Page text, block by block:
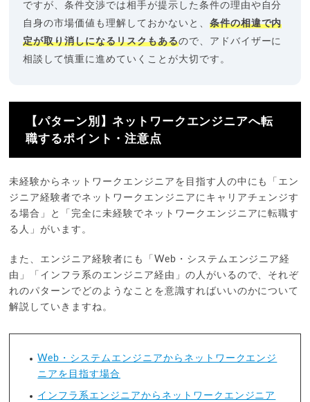
ですが、条件交渉では相手が提示した条件の理由や自分
自身の市場価値も理解しておかないと、 条件の相違で内
定が取り消しになるリスクもあるので、アドバイザーに
相談して慎重に進めていくことが大切です。
【パターン別】ネットワークエンジニアへ転
職するポイント・注意点
未経験からネットワークエンジニアを目指す人の中にも「エン
ジニア経験者でネットワークエンジニアにキャリアチェンジす
る場合」と「完全に未経験でネットワークエンジニアに転職す
る人」がいます。
また、エンジニア経験者にも「Web・システムエンジニア経
由」「インフラ系のエンジニア経由」の人がいるので、それぞ
れのパターンでどのようなことを意識すればいいのかについて
解説していきますね。
Web・システムエンジニアからネットワークエンジ
ニアを目指す場合
インフラ系エンジニアからネットワークエンジニア